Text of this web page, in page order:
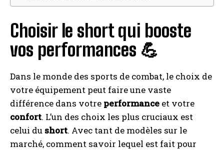
Choisir le short qui booste
vos performances 💪
Dans le monde des sports de combat, le choix de
votre équipement peut faire une vaste
différence dans votre performance et votre
confort. L’un des choix les plus cruciaux est
celui du short. Avec tant de modèles sur le
marché, comment savoir lequel est fait pour